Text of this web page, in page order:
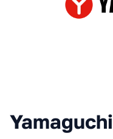
Yamaguchi